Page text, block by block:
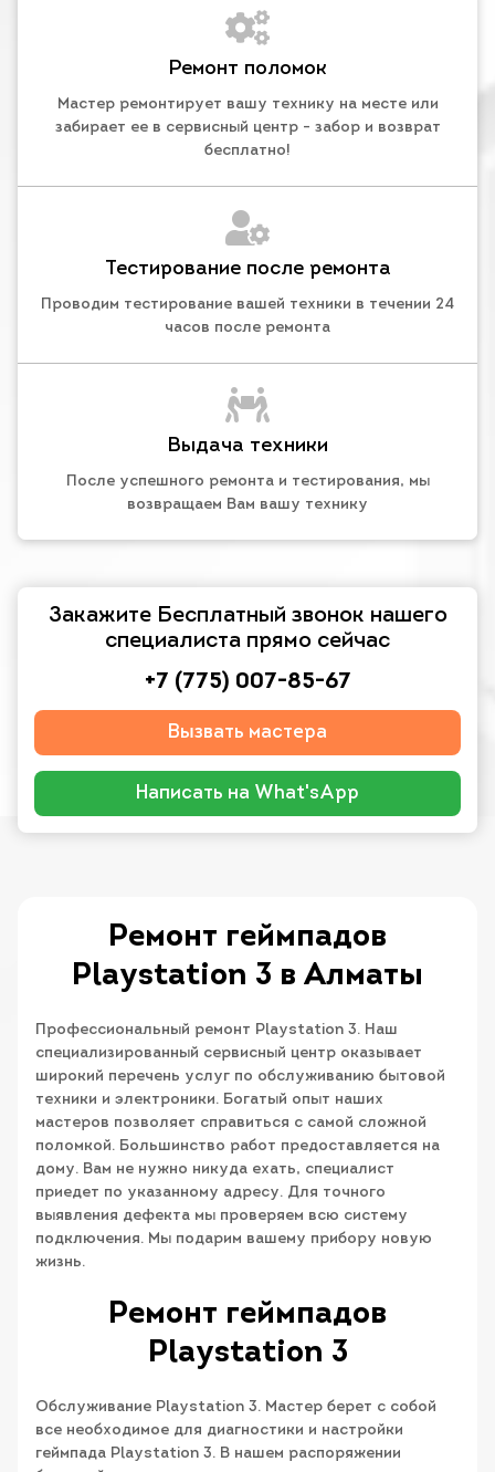
Ремонт поломок
Мастер ремонтирует вашу технику на месте или
забирает ее в сервисный центр - забор и возврат
бесплатно!
Тестирование после ремонта
Проводим тестирование вашей техники в течении 24
часов после ремонта
Выдача техники
После успешного ремонта и тестирования, мы
возвращаем Вам вашу технику
Закажите Бесплатный звонок нашего
специалиста прямо сейчас
+7 (775) 007-85-67
Вызвать мастера
Написать на What'sApp
Ремонт геймпадов
Playstation 3 в Алматы
Профессиональный ремонт Playstation 3. Наш
специализированный сервисный центр оказывает
широкий перечень услуг по обслуживанию бытовой
техники и электроники. Богатый опыт наших
мастеров позволяет справиться с самой сложной
поломкой. Большинство работ предоставляется на
дому. Вам не нужно никуда ехать, специалист
приедет по указанному адресу. Для точного
выявления дефекта мы проверяем всю систему
подключения. Мы подарим вашему прибору новую
жизнь.
Ремонт геймпадов
Playstation 3
Обслуживание Playstation 3. Мастер берет с собой
все необходимое для диагностики и настройки
геймпада Playstation 3. В нашем распоряжении